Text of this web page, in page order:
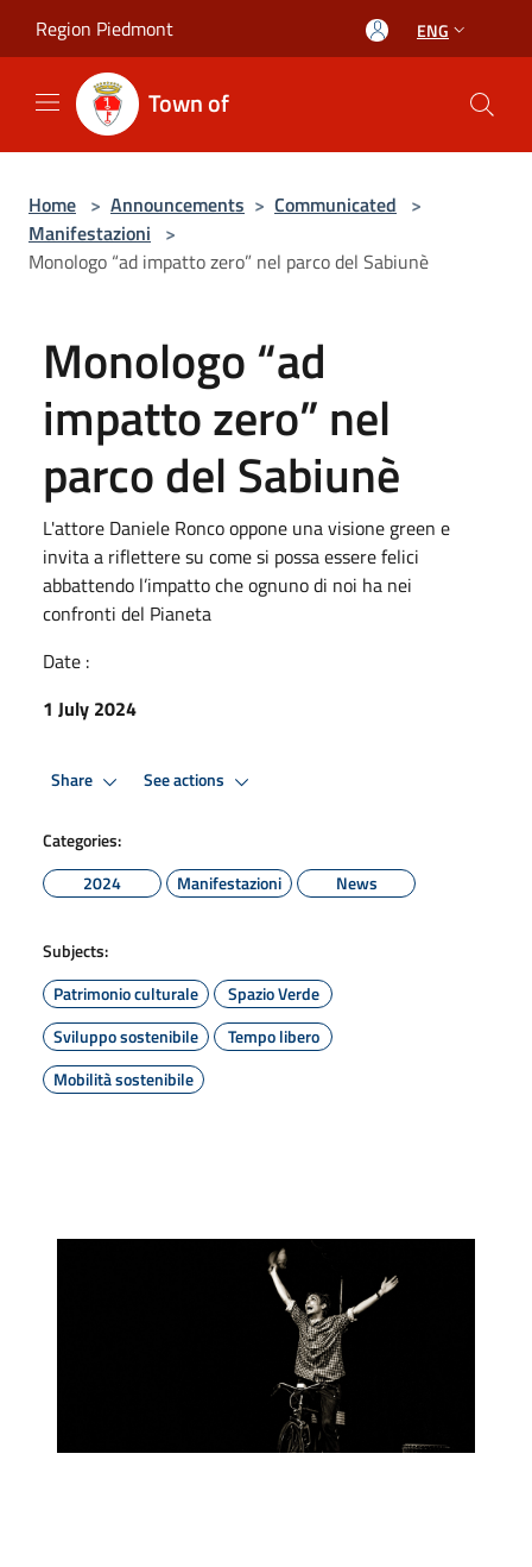
Region Piedmont ENG
Town of
Home > Announcements > Communicated >
Manifestazioni >
Monologo “ad impatto zero” nel parco del Sabiunè
Monologo “ad
impatto zero” nel
parco del Sabiunè
L'attore Daniele Ronco oppone una visione green e
invita a riflettere su come si possa essere felici
abbattendo l’impatto che ognuno di noi ha nei
confronti del Pianeta
Date :
1 July 2024
Share See actions
Categories:
2024
Manifestazioni News
Subjects:
Patrimonio culturale
Spazio Verde
Sviluppo sostenibile
Tempo libero
Mobilità sostenibile